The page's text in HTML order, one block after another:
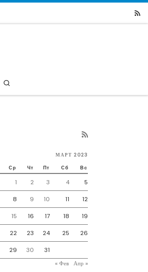
МАРТ 2023
Ср Чт Пт Сб Вс
1 2 3 4 5
8 9 10 11 12
15 16 17 18 19
22 23 24 25 26
29 30
31
« Фев Апр »